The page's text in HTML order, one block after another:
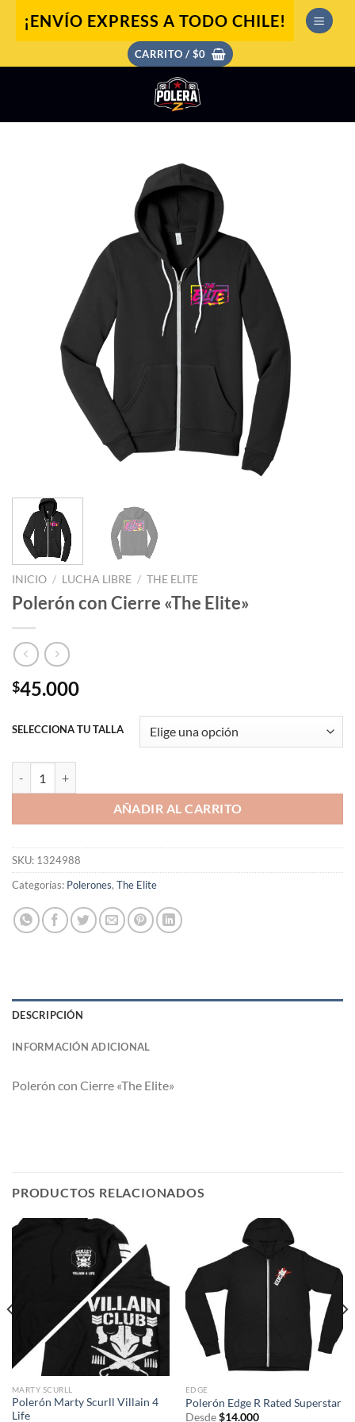
¡ENVÍO EXPRESS A TODO CHILE!
CARRITO / $0
INICIO / LUCHA LIBRE / THE ELITE
Polerón con Cierre «The Elite»
$45.000
SELECCIONA TU TALLA
AÑADIR AL CARRITO
SKU: 1324988
Categorías: Polerones, The Elite
DESCRIPCIÓN
INFORMACIÓN ADICIONAL
Polerón con Cierre «The Elite»
PRODUCTOS RELACIONADOS
MARTY SCURLL
Polerón Marty Scurll Villain 4
Life
EDGE
Polerón Edge R Rated Superstar
Desde $14.000